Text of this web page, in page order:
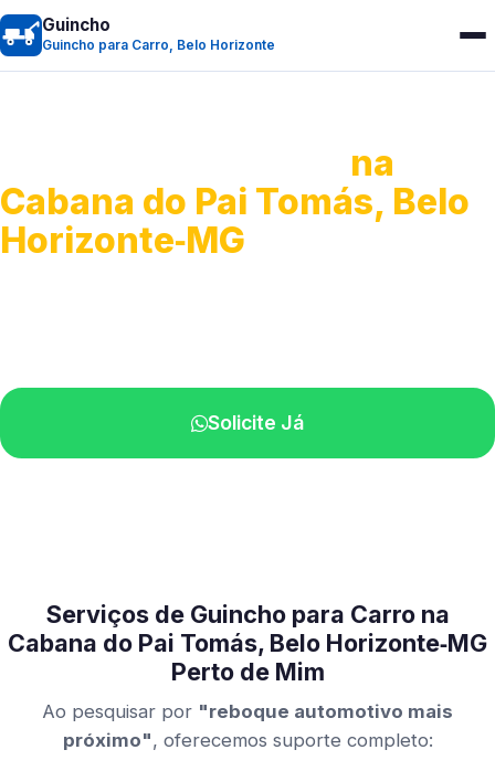
Guincho
Guincho para Carro, Belo Horizonte
na
Cabana do Pai Tomás, Belo
Horizonte‑MG
Solicite Já
Serviços de Guincho para Carro na
Cabana do Pai Tomás, Belo Horizonte‑MG
Perto de Mim
Ao pesquisar por "reboque automotivo mais
próximo", oferecemos suporte completo: